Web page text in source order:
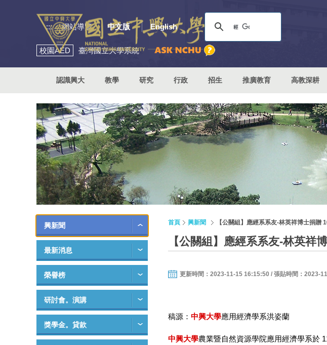
::: 網站導覽 中文版 English
校園AED 臺灣國立大學系統
認識興大 教學 研究 行政 招生 推廣教育 高教深耕
興新聞
最新消息
榮譽榜
研討會。演講
獎學金。貸款
首頁 興新聞 【公關組】應經系系友-林英祥博士捐贈
【公關組】應經系系友-林英祥
更新時間：2023-11-15 16:15:50 / 張貼時間：2023-
稿源： 中興大學應用經濟學系洪姿蘭
中興大學農業暨自然資源學院應用經濟學系於